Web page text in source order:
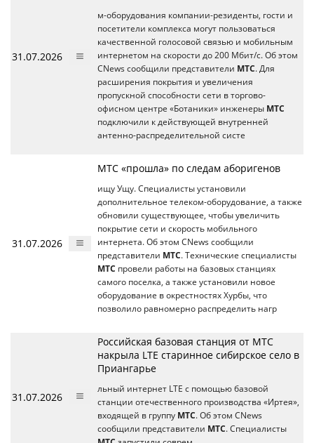
31.07.2026
м-оборудования компании-резиденты, гости и
посетители комплекса могут пользоваться
качественной голосовой связью и мобильным
интернетом на скорости до 200 Мбит/с. Об этом
CNews сообщили представители МТС. Для
расширения покрытия и увеличения
пропускной способности сети в торгово-
офисном центре «Ботаники» инженеры МТС
подключили к действующей внутренней
антенно-распределительной систе
31.07.2026
МТС «прошла» по следам аборигенов
ищу Ущу. Специалисты установили
дополнительное телеком-оборудование, а также
обновили существующее, чтобы увеличить
покрытие сети и скорость мобильного
интернета. Об этом CNews сообщили
представители МТС. Технические специалисты
МТС провели работы на базовых станциях
самого поселка, а также установили новое
оборудование в окрестностях Хурбы, что
позволило равномерно распределить нагр
31.07.2026
Российская базовая станция от МТС
накрыла LTE старинное сибирское село в
Приангарье
льный интернет LTE с помощью базовой
станции отечественного производства «Иртея»,
входящей в группу МТС. Об этом CNews
сообщили представители МТС. Специалисты